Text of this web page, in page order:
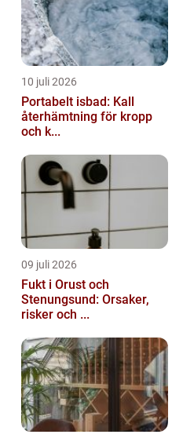
10 juli 2026
Portabelt isbad: Kall
återhämtning för kropp
och k...
09 juli 2026
Fukt i Orust och
Stenungsund: Orsaker,
risker och ...